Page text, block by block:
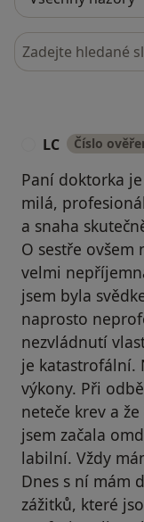
Hledejte v názorech
LC Číslo
Paní doktorka
milá,
a snaha
O sestře ovšem
velmi
jsem byla
naprosto
nezvládnutí
je katastrofální.
výkony. Při
neteče krev a
jsem začala
labilní. Vždy
Dnes s ní mám
zážitků, které